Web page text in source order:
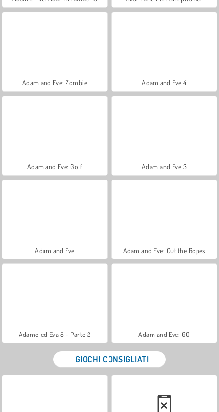
Adam and Eve: Zombie Adam and Eve 4
Adam and Eve: Golf Adam and Eve 3
Adam and Eve Adam and Eve: Cut the Ropes
Adamo ed Eva 5 - Parte 2 Adam and Eve: GO
GIOCHI CONSIGLIATI